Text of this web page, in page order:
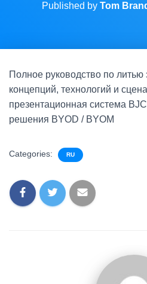
Published by Tom
Полное руководство по
концепций, технологий и
презентационная система
решения BYOD / BYOM
Categories: RU